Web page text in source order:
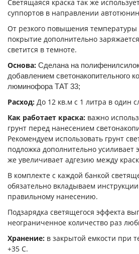
Светящаяся краска так же
суппортов в направлении
От резкого повышения
покрытие дополнительно
светится в темноте.
Основа: Сделана на
добавлением светонакопительного
люминофора ТАТ 33;
Расход: До 12 кв.м с 1 литра в один
Как работает краска: важно
грунт перед нанесением
Рекомендуем использовать грунт
подложка дополнительно усиливает
же увеличивает адгезию между
В комплекте с каждой банкой
обязательно вкладываем
правильному нанесению.
Подзарядка светящегося эффекта
неограниченное количество раз
Хранение: в закрытой емкости при
+35 С.